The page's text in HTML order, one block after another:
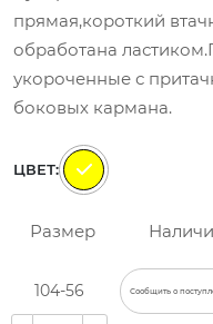
прямая,короткий
обработана
укороченные с
боковых кармана.
ЦВЕТ:
Размер
104-56 Сообщить о